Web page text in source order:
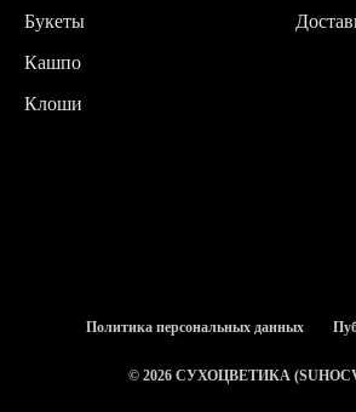
Букеты
Кашпо
Клоши
Политика персональных данных
© 2026 СУХОЦВЕТИКА